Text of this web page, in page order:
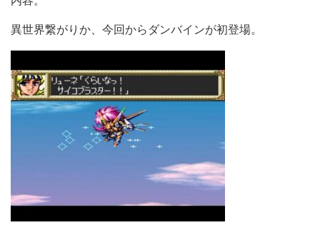
異世界繋がりか、今回からダンバインが初登場。